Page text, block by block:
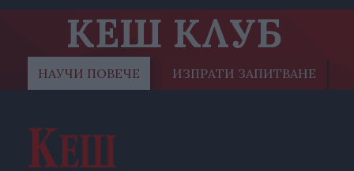
КЕШ КЛУБ
НАУЧИ ПОВЕЧЕ ИЗПРАТИ ЗАПИТВАНЕ